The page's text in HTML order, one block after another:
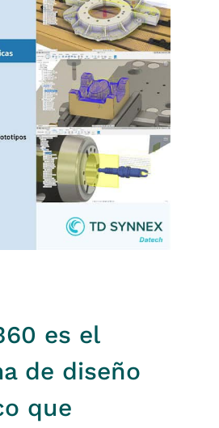
es el
de diseño
que